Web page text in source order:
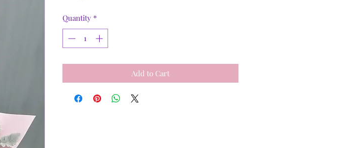
Quantity *
Add to Cart